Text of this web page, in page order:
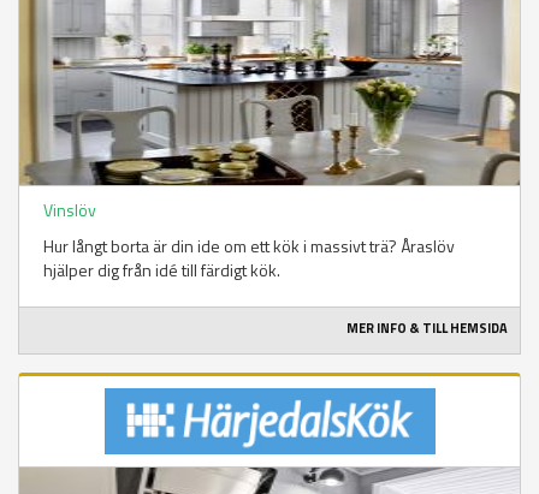
Vinslöv
Hur långt borta är din ide om ett kök i massivt trä? Åraslöv
hjälper dig från idé till färdigt kök.
MER INFO & TILL HEMSIDA